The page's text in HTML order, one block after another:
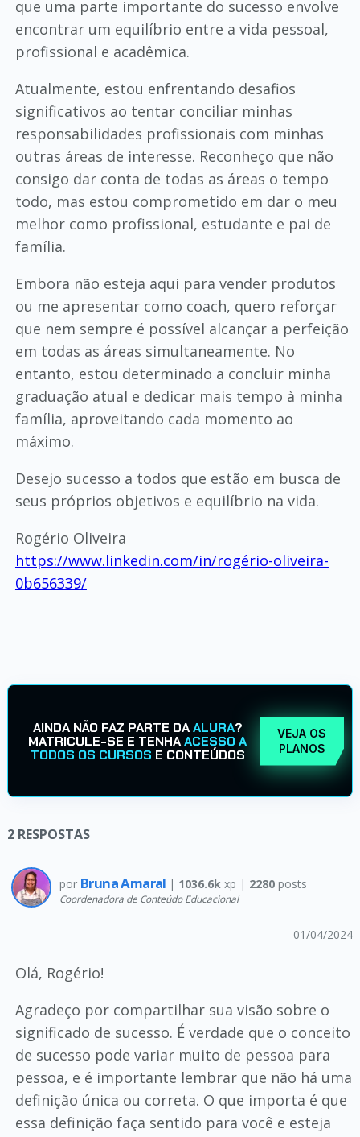
que uma parte importante do sucesso envolve
encontrar um equilíbrio entre a vida pessoal,
profissional e acadêmica.
Atualmente, estou enfrentando desafios
significativos ao tentar conciliar minhas
responsabilidades profissionais com minhas
outras áreas de interesse. Reconheço que não
consigo dar conta de todas as áreas o tempo
todo, mas estou comprometido em dar o meu
melhor como profissional, estudante e pai de
família.
Embora não esteja aqui para vender produtos
ou me apresentar como coach, quero reforçar
que nem sempre é possível alcançar a perfeição
em todas as áreas simultaneamente. No
entanto, estou determinado a concluir minha
graduação atual e dedicar mais tempo à minha
família, aproveitando cada momento ao
máximo.
Desejo sucesso a todos que estão em busca de
seus próprios objetivos e equilíbrio na vida.
Rogério Oliveira
https://www.linkedin.com/in/rogério-oliveira-
0b656339/
AINDA NÃO FAZ PARTE DAALURA?
MATRICULE-SE E TENHAACESSO A
TODOS OS CURSOS E CONTEÚDOS
VEJA OS
PLANOS
2 RESPOSTAS
por Bruna Amaral | 1036.6k xp | 2280 posts
Coordenadora de Conteúdo Educacional
01/04/2024
Olá, Rogério!
Agradeço por compartilhar sua visão sobre o
significado de sucesso. É verdade que o conceito
de sucesso pode variar muito de pessoa para
pessoa, e é importante lembrar que não há uma
definição única ou correta. O que importa é que
essa definição faça sentido para você e esteja